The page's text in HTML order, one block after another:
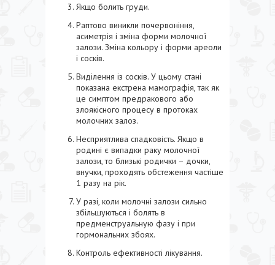
Якщо болить груди.
Раптово виникли почервоніння,
асиметрія і зміна форми молочної
залози. Зміна кольору і форми ареоли
і сосків.
Виділення із сосків. У цьому стані
показана екстрена мамографія, так як
це симптом предракового або
злоякісного процесу в протоках
молочних залоз.
Несприятлива спадковість. Якщо в
родині є випадки раку молочної
залози, то близькі родички – дочки,
внучки, проходять обстеження частіше
1 разу на рік.
У разі, коли молочні залози сильно
збільшуються і болять в
предменструальную фазу і при
гормональних збоях.
Контроль ефективності лікування.